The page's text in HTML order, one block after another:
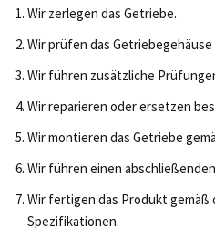
Wir zerlegen das Getriebe.
Wir prüfen das
Wir führen zusätzliche
Wir reparieren oder ersetzen
Wir montieren das Getriebe
Wir führen einen
Wir fertigen das Produkt gemäß
Spezifikationen.